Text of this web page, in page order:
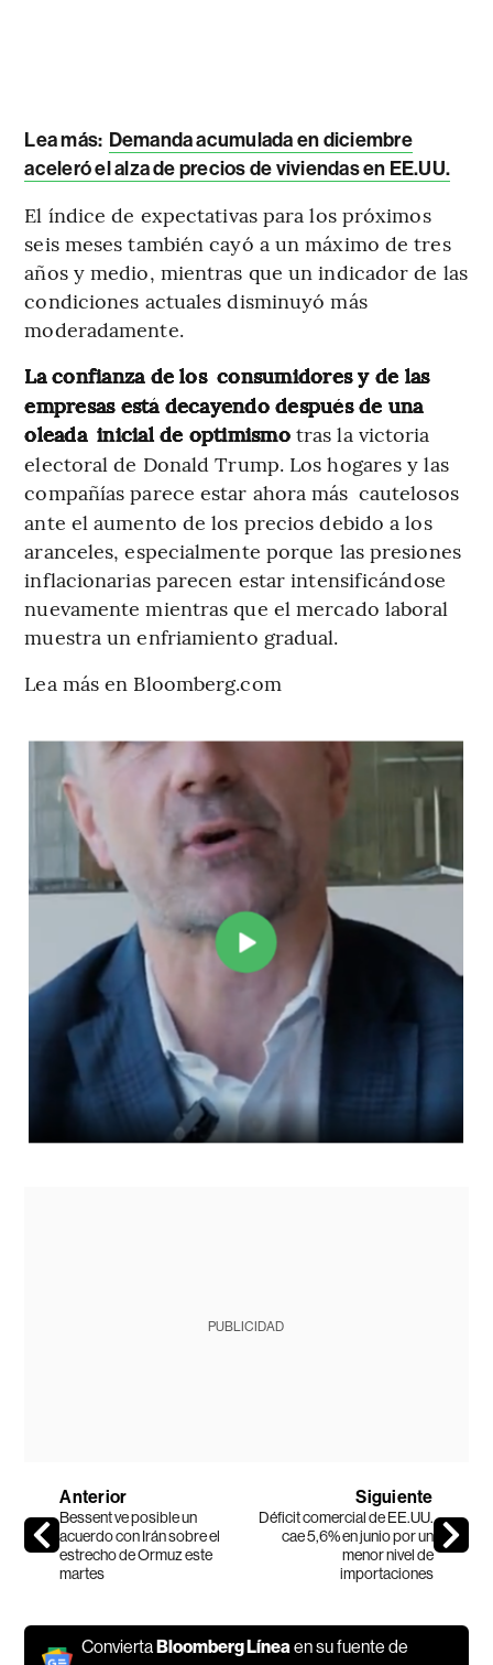
Lea más: Demanda acumulada en diciembre
aceleró el alza de precios de viviendas en EE.UU.
El índice de expectativas para los próximos
seis meses también cayó a un máximo de tres
años y medio, mientras que un indicador de las
condiciones actuales disminuyó más
moderadamente.
La confianza de los consumidores y de las
empresas está decayendo después de una
oleada inicial de optimismotras la victoria
electoral de Donald Trump. Los hogares y las
compañías parece estar ahora más cautelosos
ante el aumento de los precios debido a los
aranceles, especialmente porque las presiones
inflacionarias parecen estar intensificándose
nuevamente mientras que el mercado laboral
muestra un enfriamiento gradual.
Lea más en Bloomberg.com
PUBLICIDAD
Anterior
Bessent ve posible un
acuerdo con Irán sobre el
estrecho de Ormuz este
martes
Siguiente
Déficit comercial de EE.UU.
cae 5,6% en junio por un
menor nivel de
importaciones
ConviertaBloomberg Línea en su fuente de